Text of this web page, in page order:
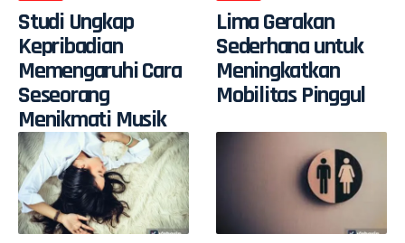
Studi Ungkap
Kepribadian
Memengaruhi Cara
Seseorang
Menikmati Musik
Lima Gerakan
Sederhana untuk
Meningkatkan
Mobilitas Pinggul